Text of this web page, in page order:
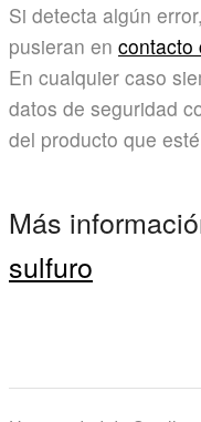
Si detecta algún
pusieran en contacto
En cualquier caso
datos de seguridad
del producto que
Más
sulfuro